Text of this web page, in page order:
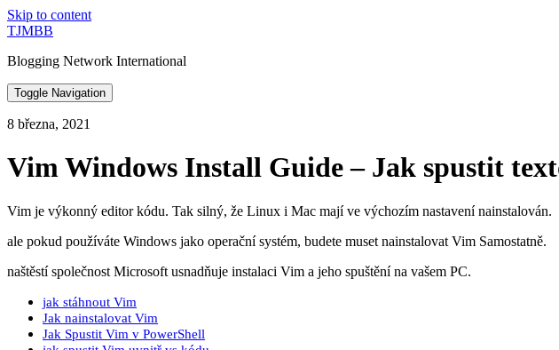
Skip to content
TJMBB
Blogging Network International
Toggle Navigation
8 března, 2021
Vim Windows Install Guide – Jak spustit
Vim je výkonný editor kódu. Tak silný, že Linux i Mac mají ve výchozím nastavení nainstalován.
ale pokud používáte Windows jako operační systém, budete muset nainstalovat Vim Samostatně.
naštěstí společnost Microsoft usnadňuje instalaci Vim a jeho spuštění na vašem PC.
jak stáhnout Vim
Jak nainstalovat Vim
Jak Spustit Vim v PowerShell